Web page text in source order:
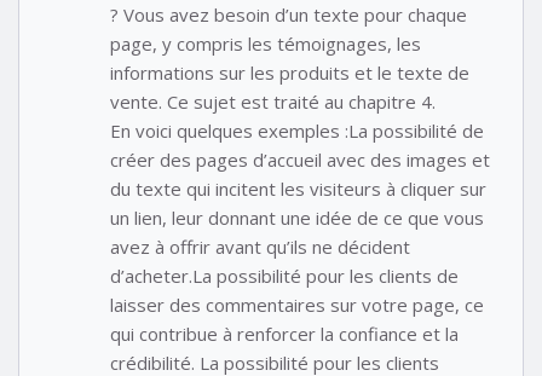
? Vous avez besoin d’un texte pour chaque
page, y compris les témoignages, les
informations sur les produits et le texte de
vente. Ce sujet est traité au chapitre 4.
En voici quelques exemples :La possibilité de
créer des pages d’accueil avec des images et
du texte qui incitent les visiteurs à cliquer sur
un lien, leur donnant une idée de ce que vous
avez à offrir avant qu’ils ne décident
d’acheter.La possibilité pour les clients de
laisser des commentaires sur votre page, ce
qui contribue à renforcer la confiance et la
crédibilité. La possibilité pour les clients